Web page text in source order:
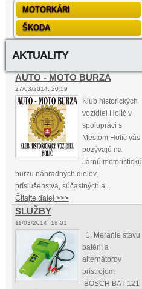
MOTORKÁRI
ŠKODA
AKTUALITY
AUTO - MOTO BURZA
27/03/2014, 20:59
Klub historických
vozidiel Holíč v
spolupráci s
Mestom Holíč vás
pozývajú na
Jarnú motoristickú
burzu náhradných dielov,
príslušenstva, súčastných a...
Čítajte ďalej >>>
SLUŽBY
11/03/2014, 18:01
1. Meranie stavu
batérií a
alternátorov
prístrojom
BOSCH BAT 121